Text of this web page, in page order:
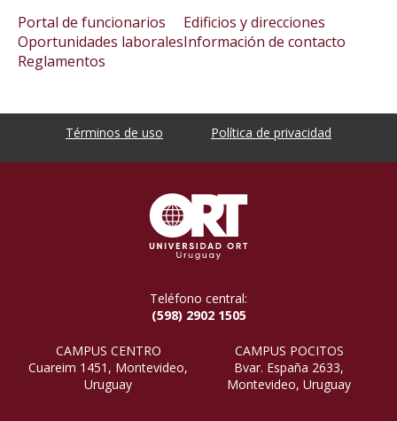
Portal de funcionarios
Oportunidades laborales
Reglamentos
Edificios y direcciones
Información de contacto
Términos de uso Política de privacidad
Teléfono central:
(598) 2902 1505
CAMPUS CENTRO
Cuareim 1451, Montevideo,
Uruguay
CAMPUS POCITOS
Bvar. España 2633,
Montevideo, Uruguay